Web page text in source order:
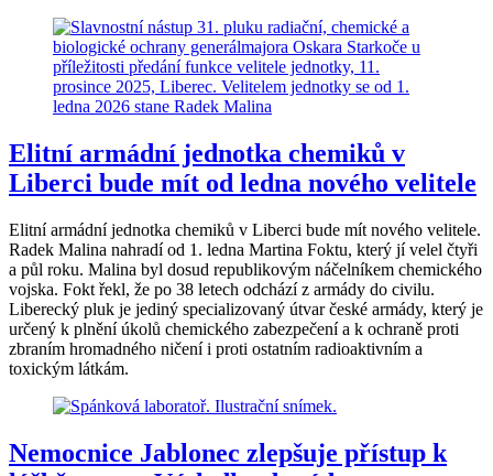
Elitní armádní jednotka chemiků v
Liberci bude mít od ledna nového velitele
Elitní armádní jednotka chemiků v Liberci bude mít nového velitele.
Radek Malina nahradí od 1. ledna Martina Foktu, který jí velel čtyři
a půl roku. Malina byl dosud republikovým náčelníkem chemického
vojska. Fokt řekl, že po 38 letech odchází z armády do civilu.
Liberecký pluk je jediný specializovaný útvar české armády, který je
určený k plnění úkolů chemického zabezpečení a k ochraně proti
zbraním hromadného ničení i proti ostatním radioaktivním a
toxickým látkám.
Nemocnice Jablonec zlepšuje přístup k